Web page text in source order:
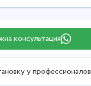
консультация
у профессионалов